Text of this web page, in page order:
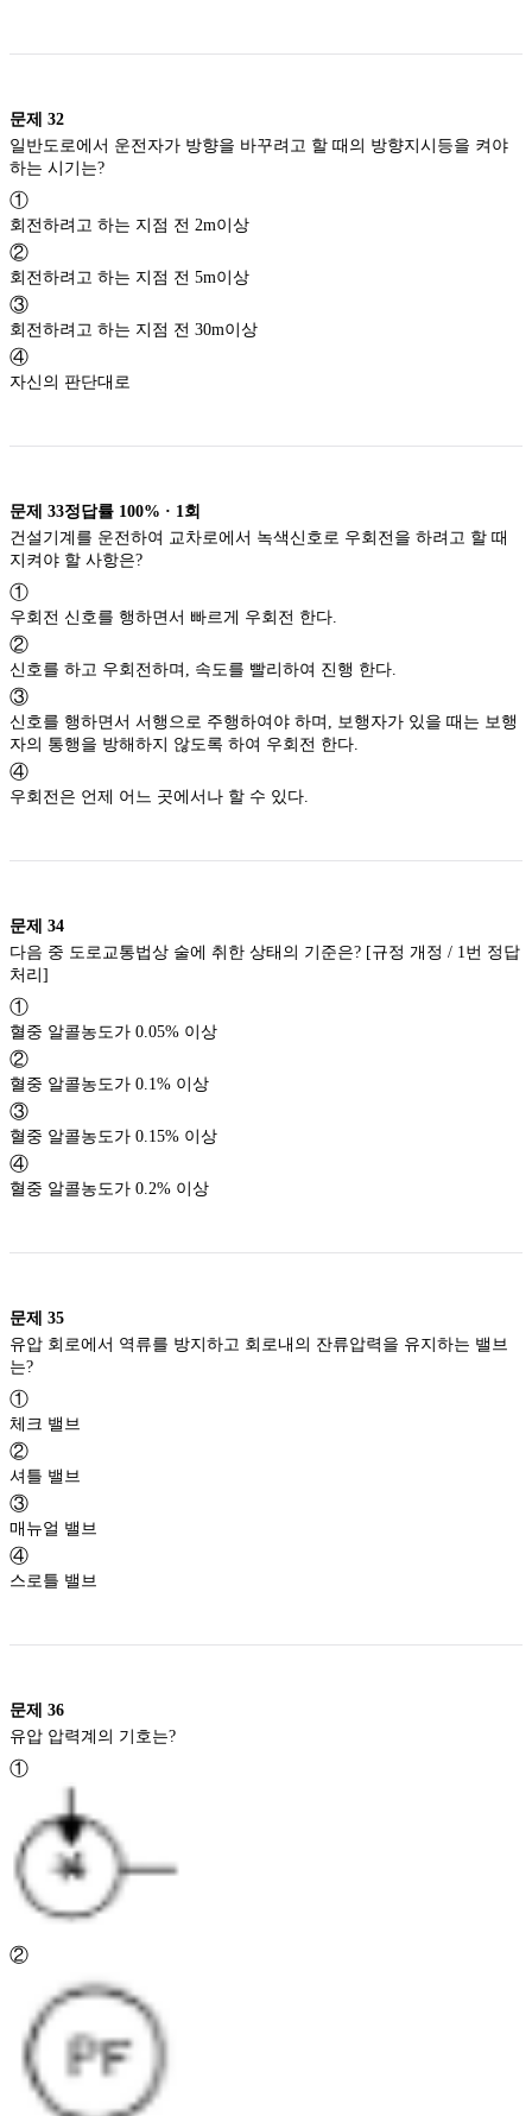
문제 32
일반도로에서 운전자가 방향을 바꾸려고 할 때의 방향지시등을 켜야
하는 시기는?
①
회전하려고 하는 지점 전 2m이상
②
회전하려고 하는 지점 전 5m이상
③
회전하려고 하는 지점 전 30m이상
④
자신의 판단대로
문제 33정답률 100% · 1 회
건설기계를 운전하여 교차로에서 녹색신호로 우회전을 하려고 할 때
지켜야 할 사항은?
①
우회전 신호를 행하면서 빠르게 우회전 한다.
②
신호를 하고 우회전하며, 속도를 빨리하여 진행 한다.
③
신호를 행하면서 서행으로 주행하여야 하며, 보행자가 있을 때는 보행
자의 통행을 방해하지 않도록 하여 우회전 한다.
④
우회전은 언제 어느 곳에서나 할 수 있다.
문제 34
다음 중 도로교통법상 술에 취한 상태의 기준은? [규정 개정 / 1번 정답
처리]
①
혈중 알콜농도가 0.05% 이상
②
혈중 알콜농도가 0.1% 이상
③
혈중 알콜농도가 0.15% 이상
④
혈중 알콜농도가 0.2% 이상
문제 35
유압 회로에서 역류를 방지하고 회로내의 잔류압력을 유지하는 밸브
는?
①
체크 밸브
②
셔틀 밸브
③
매뉴얼 밸브
④
스로틀 밸브
문제 36
유압 압력계의 기호는?
①
②